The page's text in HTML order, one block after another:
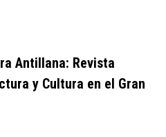
Antillana: Revista
y Cultura en el Gran